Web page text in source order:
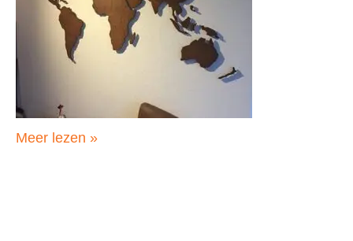
Mario,
Meer lezen »